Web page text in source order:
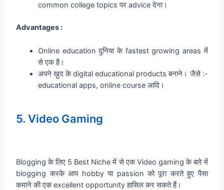
common college topics पर advice देना।
Advantages :
Online education दुनिया के fastest growing areas में
से एक है।
अपने ख़ुद के digital educational products बनाने। जैसे :-
educational apps, online course आदि।
5. Video Gaming
Blogging के लिए 5 Best Niche में से एक Video gaming के बारे में
blogging करके आप hobby या passion को पूरा करते हुए पैसा
कमाने की एक excellent opportunity हासिल कर सकते हैं।